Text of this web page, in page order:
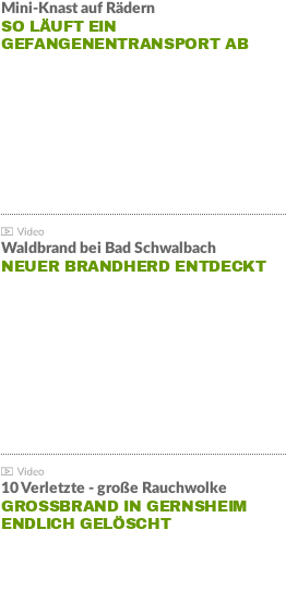
Mini-Knast auf Rädern
SO LÄUFT EIN
GEFANGENENTRANSPORT AB
Waldbrand bei Bad Schwalbach
NEUER BRANDHERD ENTDECKT
10 Verletzte - große Rauchwolke
GROSSBRAND IN GERNSHEIM E
NDLICH GELÖSCHT